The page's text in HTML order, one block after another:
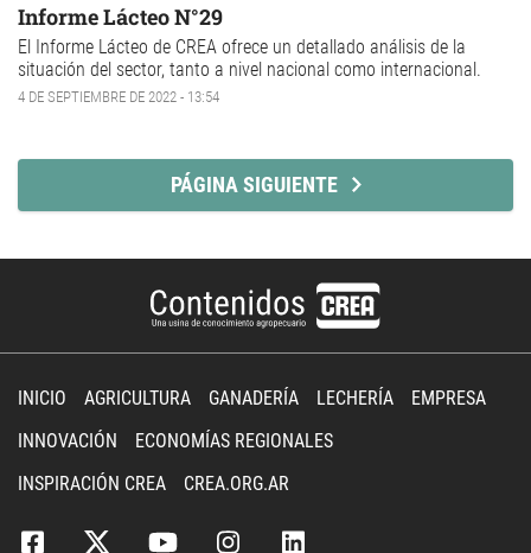
Informe Lácteo N°29
El Informe Lácteo de CREA ofrece un detallado análisis de la
situación del sector, tanto a nivel nacional como internacional.
4 DE SEPTIEMBRE DE 2022 - 13:54
PÁGINA SIGUIENTE
INICIO AGRICULTURA GANADERÍA LECHERÍA
EMPRESA
INNOVACIÓN
ECONOMÍAS REGIONALES
INSPIRACIÓN CREA
CREA.ORG.AR